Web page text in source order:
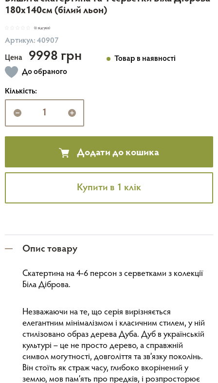
180х140см (білий льон)
(0 відгуків)
Артикул: 40907
Цена 9998 грн
Товар в наявності
До обраного
Кількість:
Додати до кошика
Купити в 1 клік
Опис товару
Скатертина на 4-6 персон з серветками з колекції
Біла Діброва.
Незважаючи на те, що серія вирізняється
елегантним мінімалізмом і класичним стилем, у ній
стилізовано образ дерева Дуба. Дуб в українській
культурі – це не просто дерево, а справжній
символ могутності, довголіття та зв’язку поколінь.
Він стоїть як страж часу, глибоко вкорінений у
землю, мов пам’ять про предків, і розпросторює